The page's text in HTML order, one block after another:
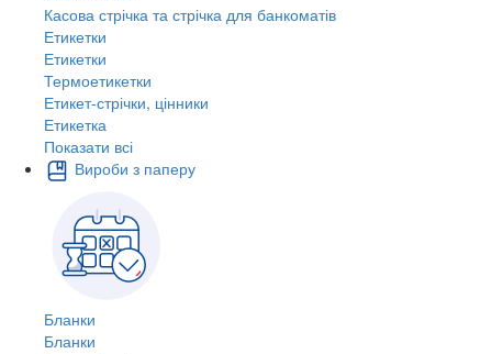
Касова стрічка та стрічка для банкоматів
Етикетки
Етикетки
Термоетикетки
Етикет-стрічки, цінники
Етикетка
Показати всі
Вироби з паперу
Бланки
Бланки